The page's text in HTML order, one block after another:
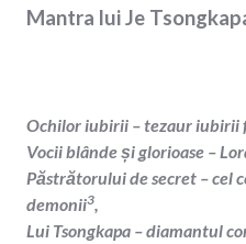
Mantra lui Je
Ochilor iubirii – tezaur iubirii
Vocii blânde și glorioase –
Păstrătorului de secret – cel
demonii3,
Lui Tsongkapa – diamantul